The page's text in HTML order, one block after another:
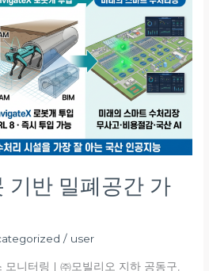
기반 밀폐공간 가
/ user
니터링 | ㈜모빌리오 지하 공동구,